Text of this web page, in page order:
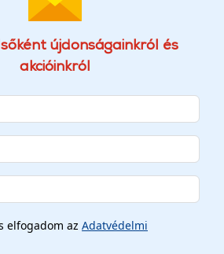
újdonságainkról és
akcióinkról
elfogadom az Adatvédelmi